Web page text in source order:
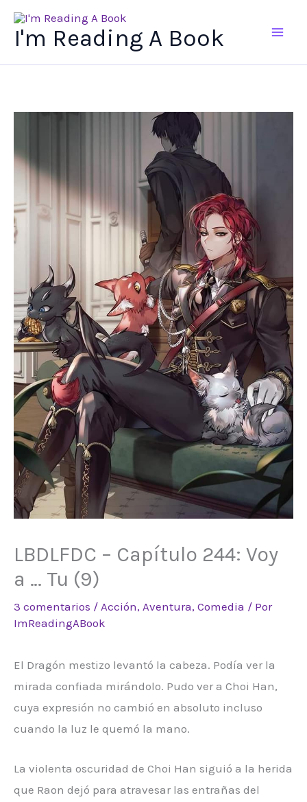
I'm Reading A Book
LBDLFDC – Capítulo 244: Voy
a … Tu (9)
3 comentarios / Acción, Aventura, Comedia / Por
ImReadingABook
El Dragón mestizo levantó la cabeza. Podía ver la
mirada confiada mirándolo. Pudo ver a Choi Han,
cuya expresión no cambió en absoluto incluso
cuando la luz le quemó la mano.
La violenta oscuridad de Choi Han siguió a la herida
que Raon dejó para atravesar las entrañas del